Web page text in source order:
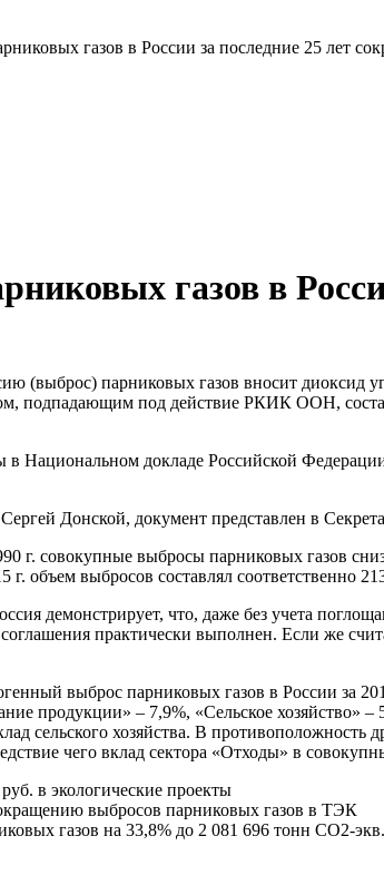
газов в России за последние 25 лет
газов в
(выброс) парниковых газов вносит диоксид
подпадающим под действие РКИК ООН,
в Национальном докладе Российской
Донской, документ представлен в
г. совокупные выбросы парниковых газов
г. объем выбросов составлял соответственно
демонстрирует, что, даже без учета
практически выполнен. Если же
выброс парниковых газов в России за
продукции» – 7,9%, «Сельское
сельского хозяйства. В
чего вклад сектора «Отходы» в
в экологические проекты
выбросов парниковых газов в ТЭК
газов на 33,8% до 2 081 696 тонн СО2-экв.